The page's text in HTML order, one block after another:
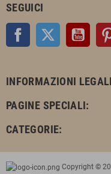
SEGUICI
Facebook Twitter
INFORMAZIONI LEGALI
PAGINE SPECIALI:
CATEGORIE:
Copyright ©